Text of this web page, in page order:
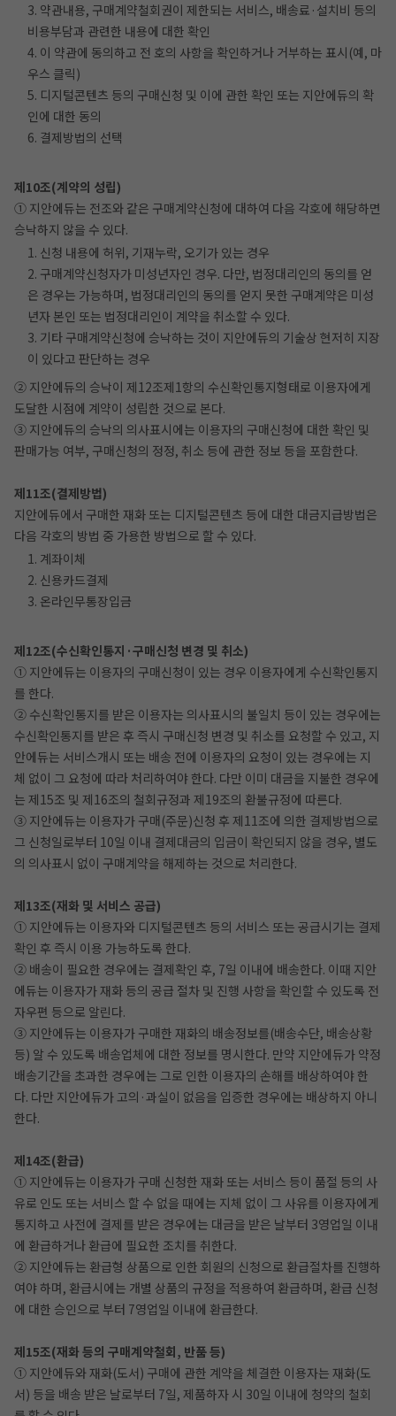
3. 약관내용, 구매계약철회권이 제한되는 서비스, 배송료·설치비 등의
비용부담과 관련한 내용에 대한 확인
4. 이 약관에 동의하고 전 호의 사항을 확인하거나 거부하는 표시(예, 마
우스 클릭)
5. 디지털콘텐츠 등의 구매신청 및 이에 관한 확인 또는 지안에듀의 확
인에 대한 동의
6. 결제방법의 선택
제10조(계약의 성립)
① 지안에듀는 전조와 같은 구매계약신청에 대하여 다음 각호에 해당하면
승낙하지 않을 수 있다.
1. 신청 내용에 허위, 기재누락, 오기가 있는 경우
2. 구매계약신청자가 미성년자인 경우. 다만, 법정대리인의 동의를 얻
은 경우는 가능하며, 법정대리인의 동의를 얻지 못한 구매계약은 미성
년자 본인 또는 법정대리인이 계약을 취소할 수 있다.
3. 기타 구매계약신청에 승낙하는 것이 지안에듀의 기술상 현저히 지장
이 있다고 판단하는 경우
② 지안에듀의 승낙이 제12조제1항의 수신확인통지형태로 이용자에게
도달한 시점에 계약이 성립한 것으로 본다.
③ 지안에듀의 승낙의 의사표시에는 이용자의 구매신청에 대한 확인 및
판매가능 여부, 구매신청의 정정, 취소 등에 관한 정보 등을 포함한다.
제11조(결제방법)
지안에듀에서 구매한 재화 또는 디지털콘텐츠 등에 대한 대금지급방법은
다음 각호의 방법 중 가용한 방법으로 할 수 있다.
1. 계좌이체
2. 신용카드결제
3. 온라인무통장입금
제12조(수신확인통지·구매신청 변경 및 취소)
① 지안에듀는 이용자의 구매신청이 있는 경우 이용자에게 수신확인통지
를 한다.
② 수신확인통지를 받은 이용자는 의사표시의 불일치 등이 있는 경우에는
수신확인통지를 받은 후 즉시 구매신청 변경 및 취소를 요청할 수 있고, 지
안에듀는 서비스개시 또는 배송 전에 이용자의 요청이 있는 경우에는 지
체 없이 그 요청에 따라 처리하여야 한다. 다만 이미 대금을 지불한 경우에
는 제15조 및 제16조의 철회규정과 제19조의 환불규정에 따른다.
③ 지안에듀는 이용자가 구매(주문)신청 후 제11조에 의한 결제방법으로
그 신청일로부터 10일 이내 결제대금의 입금이 확인되지 않을 경우, 별도
의 의사표시 없이 구매계약을 해제하는 것으로 처리한다.
제13조(재화 및 서비스 공급)
① 지안에듀는 이용자와 디지털콘텐츠 등의 서비스 또는 공급시기는 결제
확인 후 즉시 이용 가능하도록 한다.
② 배송이 필요한 경우에는 결제확인 후, 7일 이내에 배송한다. 이때 지안
에듀는 이용자가 재화 등의 공급 절차 및 진행 사항을 확인할 수 있도록 전
자우편 등으로 알린다.
③ 지안에듀는 이용자가 구매한 재화의 배송정보를(배송수단, 배송상황
등) 알 수 있도록 배송업체에 대한 정보를 명시한다. 만약 지안에듀가 약정
배송기간을 초과한 경우에는 그로 인한 이용자의 손해를 배상하여야 한
다. 다만 지안에듀가 고의·과실이 없음을 입증한 경우에는 배상하지 아니
한다.
제14조(환급)
① 지안에듀는 이용자가 구매 신청한 재화 또는 서비스 등이 품절 등의 사
유로 인도 또는 서비스 할 수 없을 때에는 지체 없이 그 사유를 이용자에게
통지하고 사전에 결제를 받은 경우에는 대금을 받은 날부터 3영업일 이내
에 환급하거나 환급에 필요한 조치를 취한다.
② 지안에듀는 환급형 상품으로 인한 회원의 신청으로 환급절차를 진행하
여야 하며, 환급시에는 개별 상품의 규정을 적용하여 환급하며, 환급 신청
에 대한 승인으로 부터 7영업일 이내에 환급한다.
제15조(재화 등의 구매계약철회, 반품 등)
① 지안에듀와 재화(도서) 구매에 관한 계약을 체결한 이용자는 재화(도
서) 등을 배송 받은 날로부터 7일, 제품하자 시 30일 이내에 청약의 철회